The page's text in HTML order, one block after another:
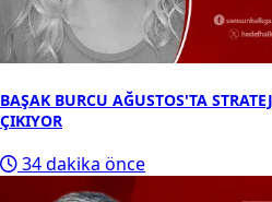
BAŞAK BURCU AĞUSTOS'TA
ÇIKIYOR
34 dakika önce